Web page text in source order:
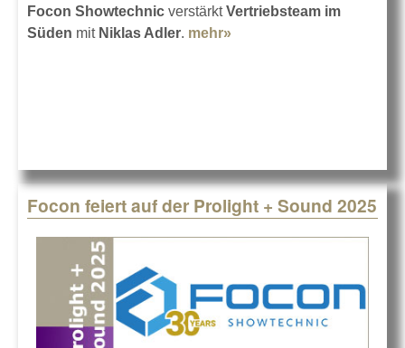
Focon Showtechnic verstärktVertriebsteam im
Süden mit Niklas Adler. mehr»
Focon feiert auf der Prolight + Sound 2025